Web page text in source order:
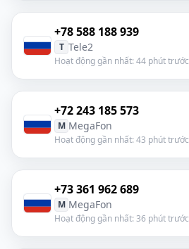
+78 588 188 939
T Tele2
Hoạt động gần nhất: 44 phút trước
+72 243 185 573
M MegaFon
Hoạt động gần nhất: 43 phút trước
+73 361 962 689
M MegaFon
Hoạt động gần nhất: 36 phút trước